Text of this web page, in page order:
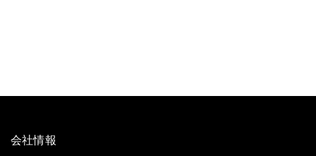
会社情報